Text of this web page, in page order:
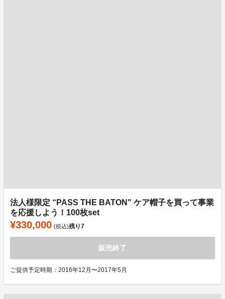
法人様限定 “PASS THE BATON" ケア帽子を買って事業
を応援しよう！100枚set
¥330,000 (税込)残り7
販売終了
ご提供予定時期：2016年12月〜2017年5月